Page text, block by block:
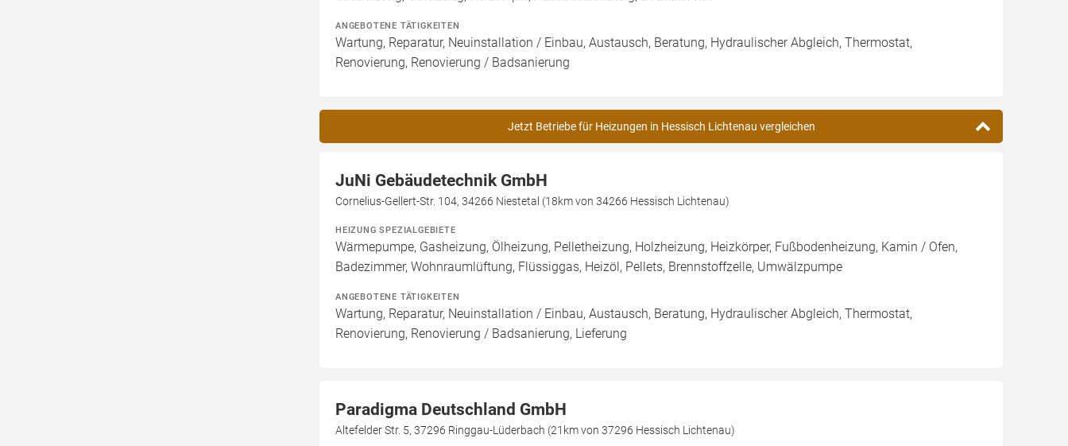
ANGEBOTENE TÄTIGKEITEN
Wartung, Reparatur, Neuinstallation / Einbau, Austausch, Beratung, Hydraulischer Abgleich, Thermostat,
Renovierung, Renovierung / Badsanierung
Jetzt Betriebe für Heizungen in Hessisch Lichtenau vergleichen
JuNi Gebäudetechnik GmbH
Cornelius-Gellert-Str. 104, 34266 Niestetal (18km von 34266 Hessisch Lichtenau)
HEIZUNG SPEZIALGEBIETE
Wärmepumpe, Gasheizung, Ölheizung, Pelletheizung, Holzheizung, Heizkörper, Fußbodenheizung, Kamin / Ofen,
Badezimmer, Wohnraumlüftung, Flüssiggas, Heizöl, Pellets, Brennstoffzelle, Umwälzpumpe
ANGEBOTENE TÄTIGKEITEN
Wartung, Reparatur, Neuinstallation / Einbau, Austausch, Beratung, Hydraulischer Abgleich, Thermostat,
Renovierung, Renovierung / Badsanierung, Lieferung
Paradigma Deutschland GmbH
Altefelder Str. 5, 37296 Ringgau-Lüderbach (21km von 37296 Hessisch Lichtenau)